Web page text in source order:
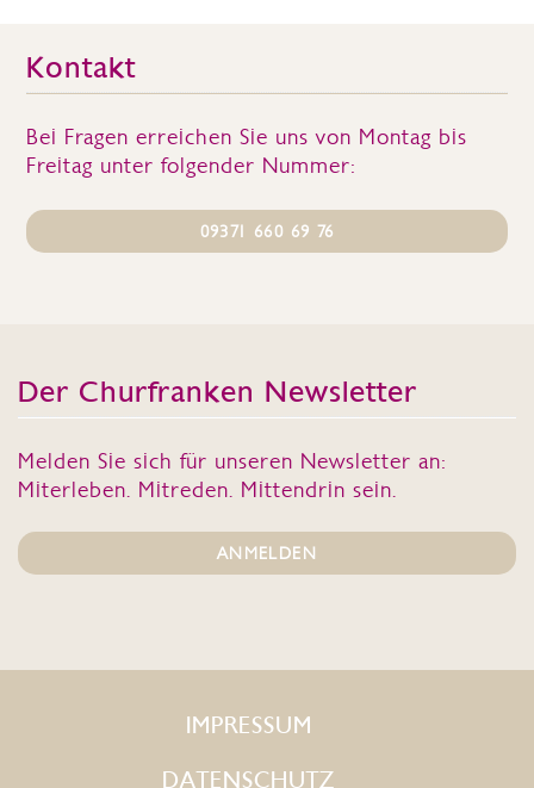
Kontakt
Bei Fragen erreichen Sie uns von Montag bis
Freitag unter folgender Nummer:
09371 660 69 76
Der Churfranken Newsletter
Melden Sie sich für unseren Newsletter an:
Miterleben. Mitreden. Mittendrin sein.
ANMELDEN
IMPRESSUM
DATENSCHUTZ